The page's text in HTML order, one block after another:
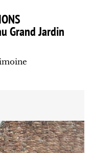
Grand Jardin